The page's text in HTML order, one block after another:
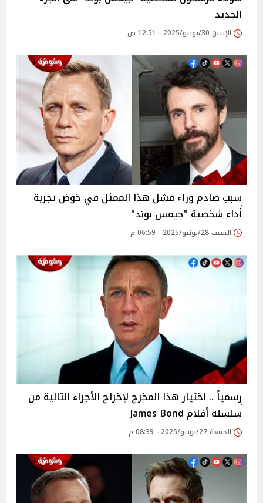
الجديد
الإثنين 30/يونيو/2025 - 12:51 ص
سبب صادم وراء فشل هذا الممثل في خوض تجربة
أداء شخصية "جيمس بوند"
السبت 28/يونيو/2025 - 06:59 م
رسمياً .. اختيار هذا المخرج لإخراج الأجزاء التالية من
سلسلة أفلام James Bond
الجمعة 27/يونيو/2025 - 08:39 م